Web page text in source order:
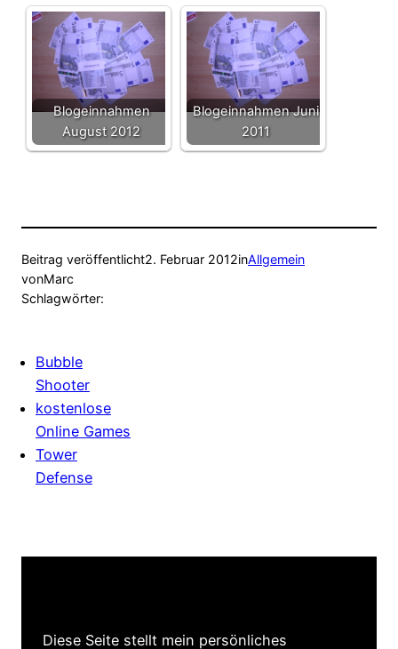
Blogeinnahmen
August 2012
Blogeinnahmen Juni
2011
Beitrag veröffentlicht2. Februar 2012inAllgemein
vonMarc
Schlagwörter:
Bubble
Shooter
kostenlose
Online Games
Tower
Defense
Diese Seite stellt mein persönliches